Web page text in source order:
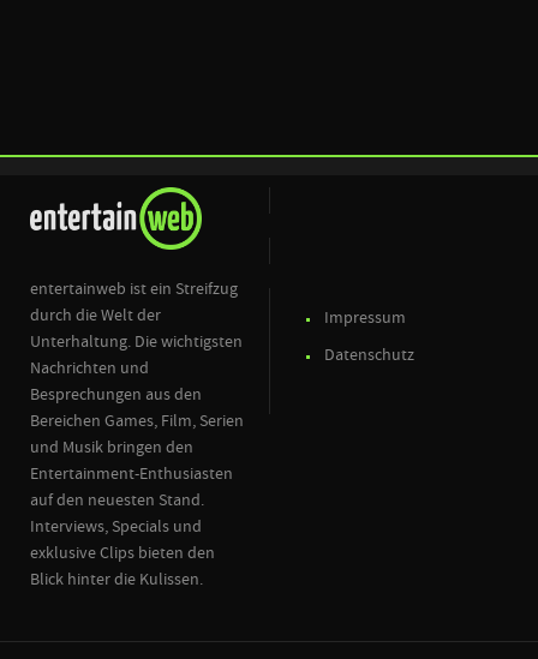
entertainweb ist ein Streifzug
durch die Welt der
Unterhaltung. Die wichtigsten
Nachrichten und
Besprechungen aus den
Bereichen Games, Film, Serien
und Musik bringen den
Entertainment-Enthusiasten
auf den neuesten Stand.
Interviews, Specials und
exklusive Clips bieten den
Blick hinter die Kulissen.
Impressum
Datenschutz